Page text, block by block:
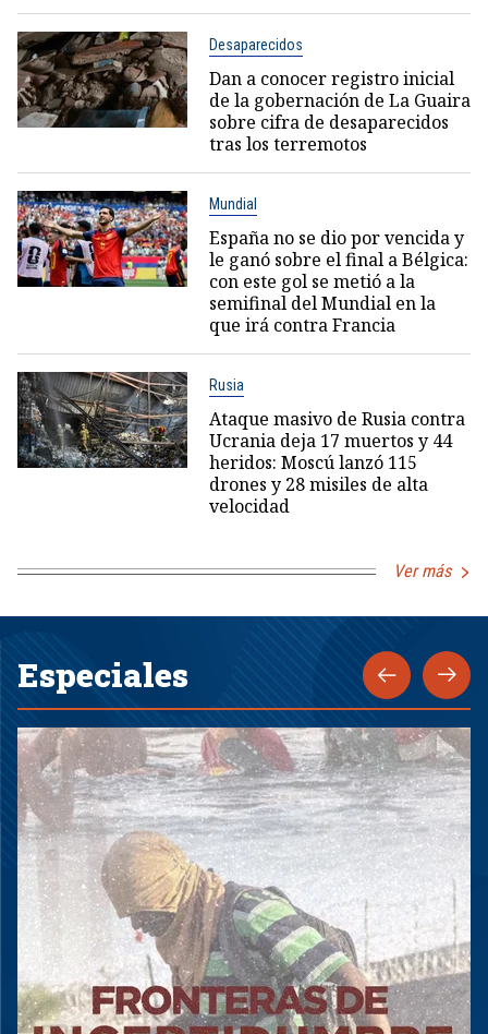
Desaparecidos
Dan a conocer registro inicial
de la gobernación de La Guaira
sobre cifra de desaparecidos
tras los terremotos
Mundial
España no se dio por vencida y
le ganó sobre el final a Bélgica:
con este gol se metió a la
semifinal del Mundial en la
que irá contra Francia
Rusia
Ataque masivo de Rusia contra
Ucrania deja 17 muertos y 44
heridos: Moscú lanzó 115
drones y 28 misiles de alta
velocidad
Ver más
Especiales